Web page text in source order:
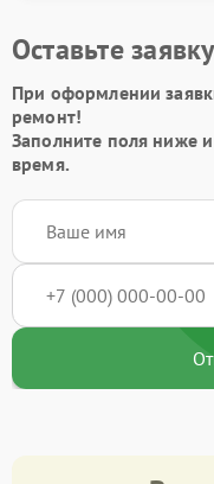
Оставьте
При оформлении
ремонт!
Заполните поля ниже
время.